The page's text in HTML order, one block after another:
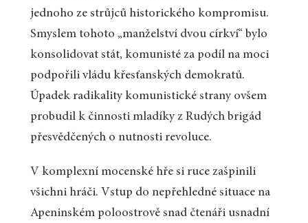
jednoho ze strůjců historického kompromisu.
Smyslem tohoto „manželství dvou církví“ bylo
konsolidovat stát, komunisté za podíl na moci
podpořili vládu křesťanských demokratů.
Úpadek radikality komunistické strany ovšem
probudil k činnosti mladíky z Rudých brigád
přesvědčených o nutnosti revoluce.
V komplexní mocenské hře si ruce zašpinili
všichni hráči. Vstup do nepřehledné situace na
Apeninském poloostrově snad čtenáři usnadní